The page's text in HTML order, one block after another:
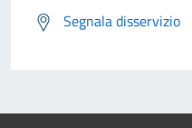
Segnala disservizio